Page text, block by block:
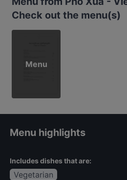
Check out the menu(s)
Menu
Menu highlights
Includes dishes that are:
Vegetarian